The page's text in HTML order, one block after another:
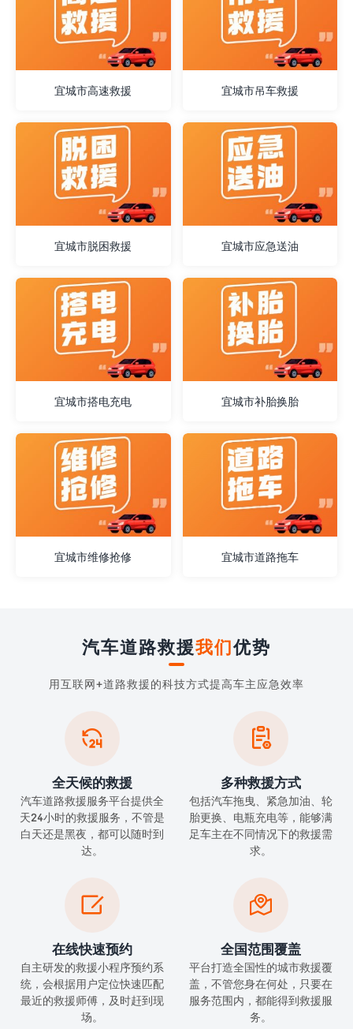
宜城市高速救援 宜城市吊车救援
宜城市脱困救援 宜城市应急送油
宜城市搭电充电 宜城市补胎换胎
宜城市维修抢修 宜城市道路拖车
汽车道路救援我们优势
用互联网+道路救援的科技方式提高车主应急效率

全天候的救援
汽车道路救援服务平台提供全
天24小时的救援服务，不管是
白天还是黑夜，都可以随时到
达。

多种救援方式
包括汽车拖曳、紧急加油、轮
胎更换、电瓶充电等，能够满
足车主在不同情况下的救援需
求。

在线快速预约
自主研发的救援小程序预约系
统，会根据用户定位快速匹配
最近的救援师傅，及时赶到现
场。

全国范围覆盖
平台打造全国性的城市救援覆
盖，不管您身在何处，只要在
服务范围内，都能得到救援服
务。